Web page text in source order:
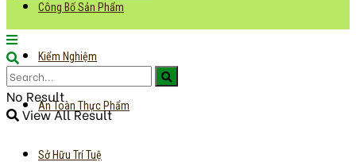
Công Bố Sản Phẩm
Kiểm Nghiệm
An Toàn Thực Phẩm
Sở Hữu Trí Tuệ
No Result
View All Result